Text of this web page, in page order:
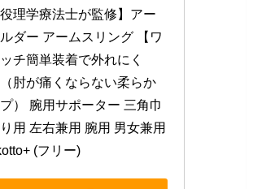
役理学療法士が監修】アー
ダー アームスリング 【ワ
チ簡単装着で外れにく
肘が痛くならない柔らか
） 腕用サポーター 三角巾
用 左右兼用 腕用 男女兼用
(フリー)